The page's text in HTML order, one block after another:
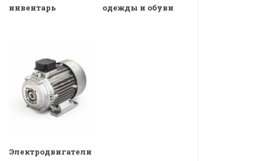
инвентарь
одежды и обуви
Электродвигатели